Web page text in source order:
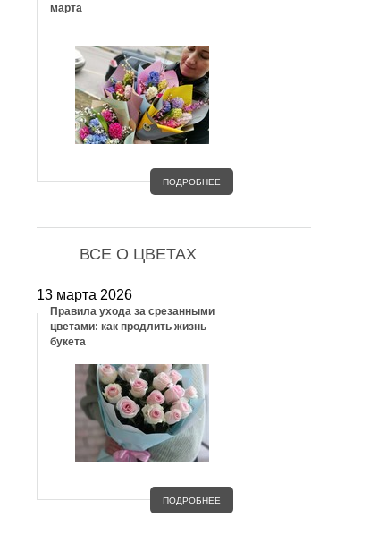
марта
ПОДРОБНЕЕ
ВСЕ О ЦВЕТАХ
13 марта 2026
Правила ухода за срезанными
цветами: как продлить жизнь
букета
ПОДРОБНЕЕ